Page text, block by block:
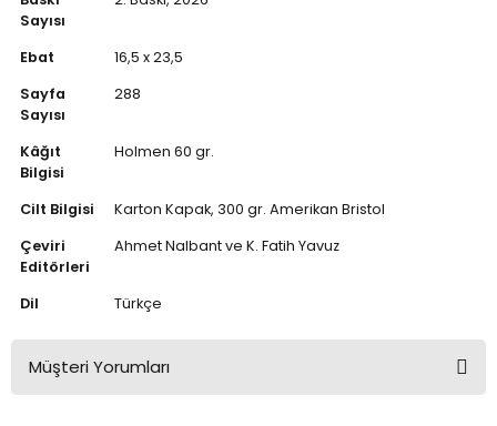
Sayısı
Ebat
16,5 x 23,5
Sayfa
Sayısı
288
Kâğıt
Bilgisi
Holmen 60 gr.
Cilt Bilgisi
Karton Kapak, 300 gr. Amerikan Bristol
Çeviri
Editörleri
Ahmet Nalbant ve K. Fatih Yavuz
Dil Türkçe
Müşteri Yorumları